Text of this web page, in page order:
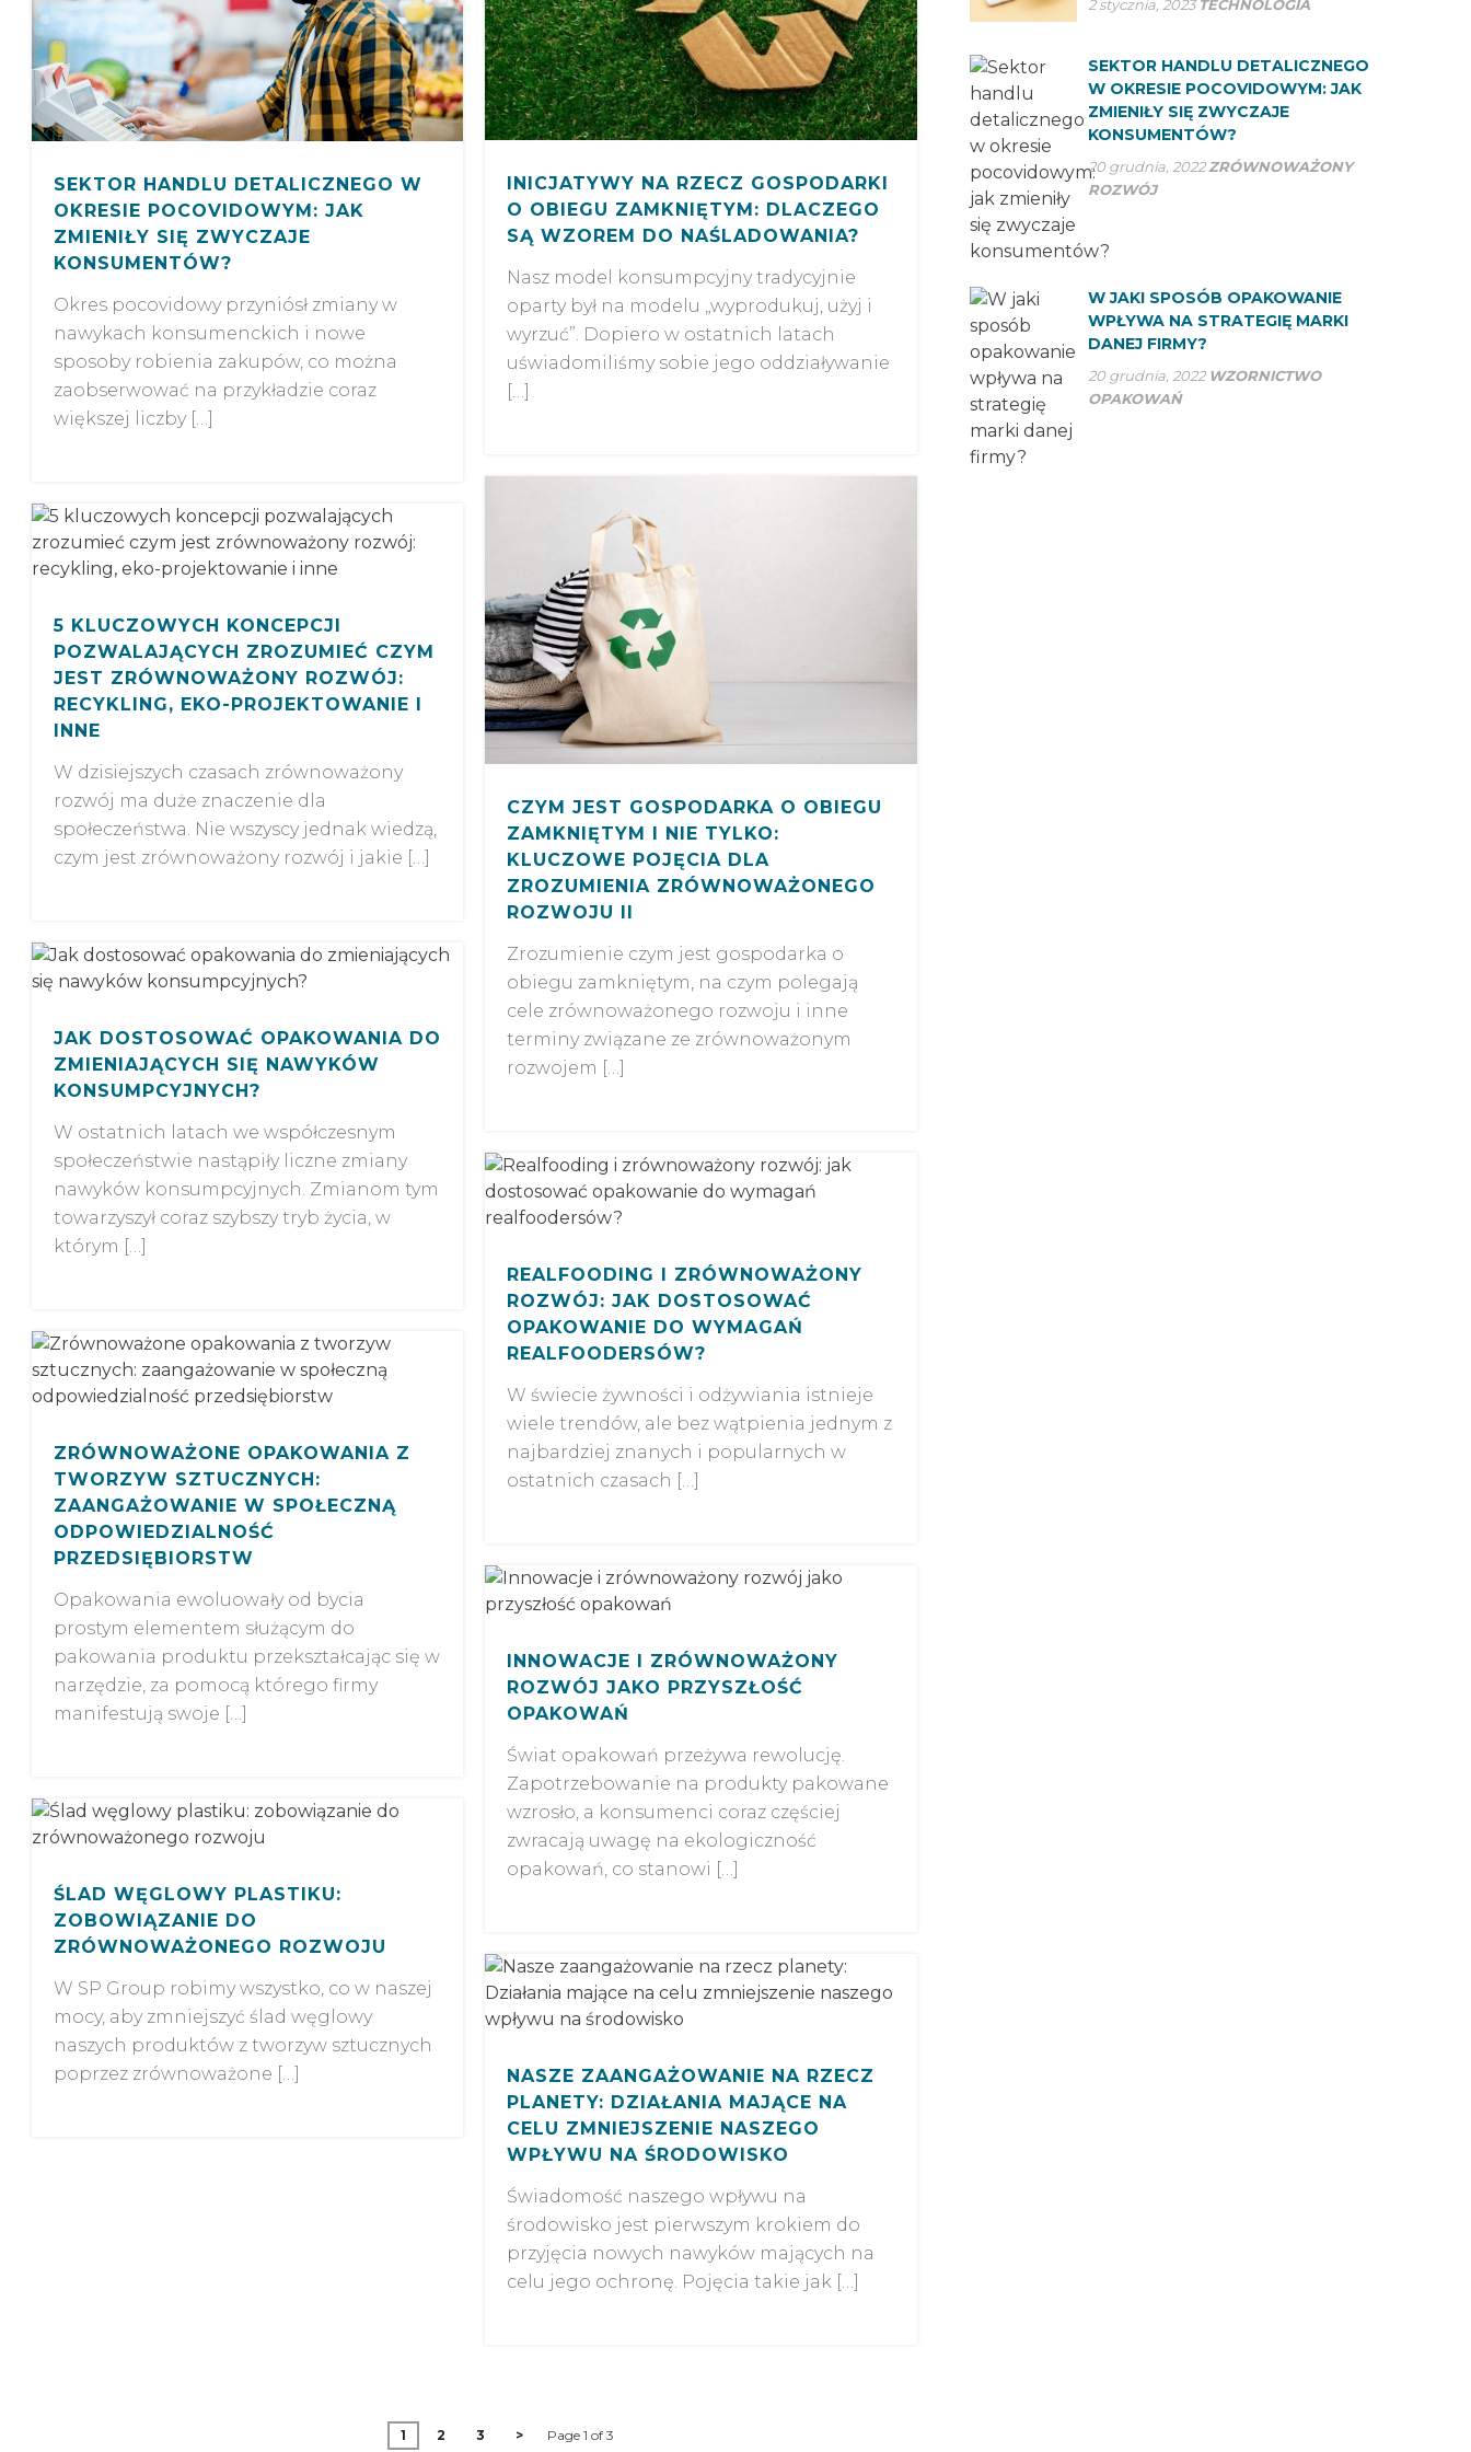
SEKTOR HANDLU DETALICZNEGO W
OKRESIE POCOVIDOWYM: JAK
ZMIENIŁY SIĘ ZWYCZAJE
KONSUMENTÓW?
Okres pocovidowy przyniósł zmiany w
nawykach konsumenckich i nowe
sposoby robienia zakupów, co można
zaobserwować na przykładzie coraz
większej liczby […]
INICJATYWY NA RZECZ GOSPODARKI
O OBIEGU ZAMKNIĘTYM: DLACZEGO
SĄ WZOREM DO NAŚLADOWANIA?
Nasz model konsumpcyjny tradycyjnie
oparty był na modelu „wyprodukuj, użyj i
wyrzuć”. Dopiero w ostatnich latach
uświadomiliśmy sobie jego oddziaływanie
[…]
CZYM JEST GOSPODARKA O OBIEGU
ZAMKNIĘTYM I NIE TYLKO:
KLUCZOWE POJĘCIA DLA
ZROZUMIENIA ZRÓWNOWAŻONEGO
ROZWOJU II
Zrozumienie czym jest gospodarka o
obiegu zamkniętym, na czym polegają
cele zrównoważonego rozwoju i inne
terminy związane ze zrównoważonym
rozwojem […]
5 KLUCZOWYCH KONCEPCJI
POZWALAJĄCYCH ZROZUMIEĆ CZYM
JEST ZRÓWNOWAŻONY ROZWÓJ:
RECYKLING, EKO-PROJEKTOWANIE I
INNE
W dzisiejszych czasach zrównoważony
rozwój ma duże znaczenie dla
społeczeństwa. Nie wszyscy jednak wiedzą,
czym jest zrównoważony rozwój i jakie […]
JAK DOSTOSOWAĆ OPAKOWANIA DO
ZMIENIAJĄCYCH SIĘ NAWYKÓW
KONSUMPCYJNYCH?
W ostatnich latach we współczesnym
społeczeństwie nastąpiły liczne zmiany
nawyków konsumpcyjnych. Zmianom tym
towarzyszył coraz szybszy tryb życia, w
którym […]
REALFOODING I ZRÓWNOWAŻONY
ROZWÓJ: JAK DOSTOSOWAĆ
OPAKOWANIE DO WYMAGAŃ
REALFOODERSÓW?
W świecie żywności i odżywiania istnieje
wiele trendów, ale bez wątpienia jednym z
najbardziej znanych i popularnych w
ostatnich czasach […]
ZRÓWNOWAŻONE OPAKOWANIA Z
TWORZYW SZTUCZNYCH:
ZAANGAŻOWANIE W SPOŁECZNĄ
ODPOWIEDZIALNOŚĆ
PRZEDSIĘBIORSTW
Opakowania ewoluowały od bycia
prostym elementem służącym do
pakowania produktu przekształcając się w
narzędzie, za pomocą którego firmy
manifestują swoje […]
INNOWACJE I ZRÓWNOWAŻONY
ROZWÓJ JAKO PRZYSZŁOŚĆ
OPAKOWAŃ
Świat opakowań przeżywa rewolucję.
Zapotrzebowanie na produkty pakowane
wzrosło, a konsumenci coraz częściej
zwracają uwagę na ekologiczność
opakowań, co stanowi […]
ŚLAD WĘGLOWY PLASTIKU:
ZOBOWIĄZANIE DO
ZRÓWNOWAŻONEGO ROZWOJU
W SP Group robimy wszystko, co w naszej
mocy, aby zmniejszyć ślad węglowy
naszych produktów z tworzyw sztucznych
poprzez zrównoważone […]
NASZE ZAANGAŻOWANIE NA RZECZ
PLANETY: DZIAŁANIA MAJĄCE NA
CELU ZMNIEJSZENIE NASZEGO
WPŁYWU NA ŚRODOWISKO
Świadomość naszego wpływu na
środowisko jest pierwszym krokiem do
przyjęcia nowych nawyków mających na
celu jego ochronę. Pojęcia takie jak […]
1 2 3 > Page 1 of 3
2 stycznia, 2023 TECHNOLOGIA
SEKTOR HANDLU DETALICZNEGO
W OKRESIE POCOVIDOWYM: JAK
ZMIENIŁY SIĘ ZWYCZAJE
KONSUMENTÓW?
20 grudnia, 2022 ZRÓWNOWAŻONY
ROZWÓJ
W JAKI SPOSÓB OPAKOWANIE
WPŁYWA NA STRATEGIĘ MARKI
DANEJ FIRMY?
20 grudnia, 2022 WZORNICTWO
OPAKOWAŃ